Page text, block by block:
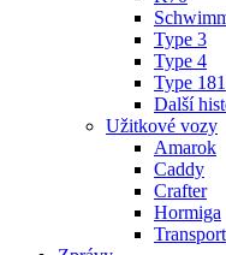
Type 3
Type 4
Type 181
Další
Užitkové vozy
Amarok
Caddy
Crafter
Hormiga